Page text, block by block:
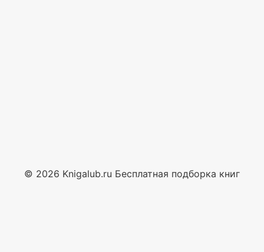
© 2026 Knigalub.ru Бесплатная подборка книг